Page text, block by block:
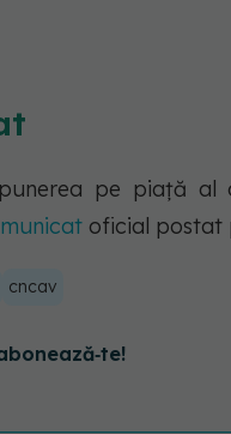
pe piață al
oficial postat
cncav